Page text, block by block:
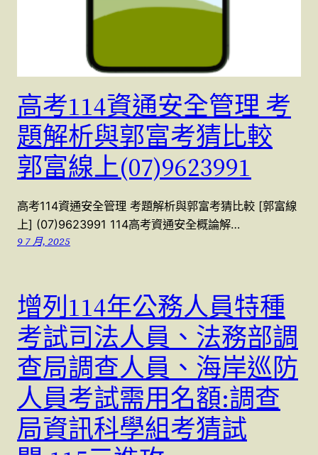
高考114資通安全管理 考
題解析與郭富考猜比較
郭富線上(07)9623991
高考114資通安全管理 考題解析與郭富考猜比較 [郭富線
上] (07)9623991 114高考資通安全概論解…
9 7 月, 2025
增列114年公務人員特種
考試司法人員、法務部調
查局調查人員、海岸巡防
人員考試需用名額:調查
局資訊科學組考猜試